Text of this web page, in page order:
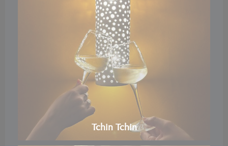
Tchin Tchin